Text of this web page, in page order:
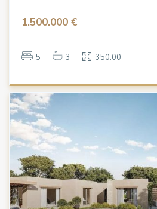
1.500.000 €
5 3 350.00